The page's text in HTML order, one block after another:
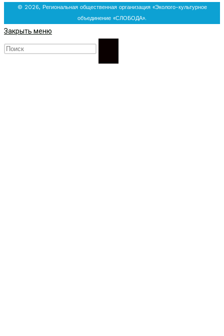
© 2026, Региональная общественная организация «Эколого-культурное
объединение «СЛОБОДА».
Закрыть меню